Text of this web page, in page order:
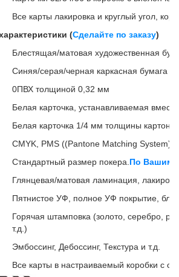
Все карты лакировка и круглый угол,
(Сделайте по заказу)
Блестящая/матовая художественная
Синяя/серая/черная каркасная бумага
0ПВХ толщиной 0,32 мм
Белая карточка, устанавливаемая
Белая карточка 1/4 мм толщины картон/
CMYK, PMS ((Pantone Matching System)
Стандартный размер покера.По Вашим
Глянцевая/матовая ламинация,
Пятнистое УФ, полное УФ покрытие,
Горячая штамповка (золото, серебро,
т.д.)
Эмбоссинг, Дебоссинг, Текстура и т.д.
Все карты в настраиваемый коробки с